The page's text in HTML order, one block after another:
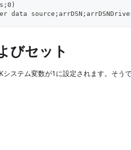
data
びセット
ステム変数が1に設定されます。そう